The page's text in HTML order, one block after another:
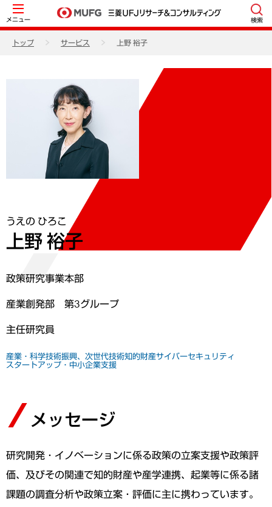
メニュー 検索
トップ サービス 上野 裕子
うえの ひろこ
上野 裕子
政策研究事業本部
産業創発部 第3グループ
主任研究員
産業・科学技術振興、次世代技術知的財産サイバーセキュリティ
スタートアップ・中小企業支援
メッセージ
研究開発・イノベーションに係る政策の立案支援や政策評
価、及びその関連で知的財産や産学連携、起業等に係る諸
課題の調査分析や政策立案・評価に主に携わっています。